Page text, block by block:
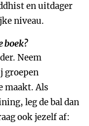
en uitdager
niveau.
boek?
Neem
groepen
maakt. Als
leg de bal dan
ook jezelf af: